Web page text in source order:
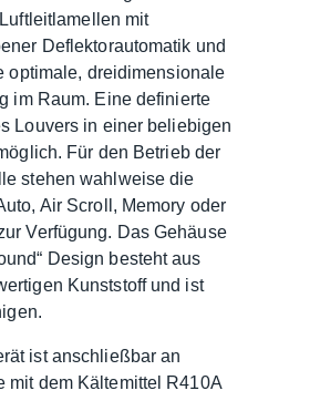
mit
Deflektorautomatik und
optimale, dreidimensionale
im Raum. Eine definierte
Louvers in einer beliebigen
Für den Betrieb der
stehen wahlweise die
Air Scroll, Memory oder
Verfügung. Das Gehäuse
Design besteht aus
Kunststoff und ist
ist anschließbar an
mit dem Kältemittel R410A